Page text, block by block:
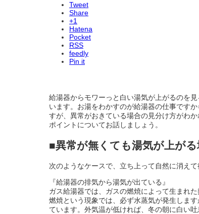
Tweet
Share
+1
Hatena
Pocket
RSS
feedly
Pin it
給湯器からモワーっと白い湯気が上がるのを
います。お湯をわかすのが給湯器の仕事です
すが、異常がおきている場合の見分け方がわ
ポイントについてお話しましょう。
■異常が無くても湯気が上がる
次のようなケースで、立ち上って自然に消え
『給湯器の排気から湯気が出ている』
ガス給湯器では、ガスの燃焼によって生まれ
燃焼という現象では、必ず水蒸気が発生しま
ています。外気温が低ければ、冬の朝に白い